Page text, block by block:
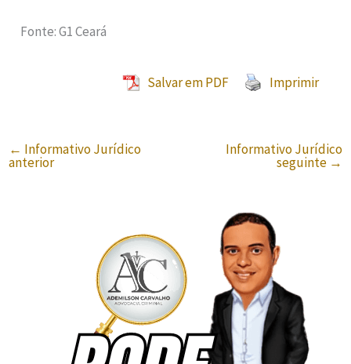
Fonte: G1 Ceará
Salvar em PDF Imprimir
← Informativo Jurídico
anterior
Informativo Jurídico
seguinte →